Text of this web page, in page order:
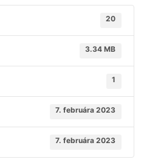
20
3.34 MB
1
7. februára 2023
7. februára 2023